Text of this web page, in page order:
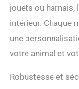
jouets ou harnais,
intérieur. Chaque
une
votre animal et
Robustesse et